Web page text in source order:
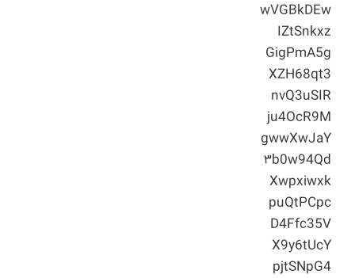
wVGBkDEw
IZtSnkxz
GigPmA5g
XZH68qt3
nvQ3uSIR
ju4OcR9M
gwwXwJaY
۳b0w94Qd
Xwpxiwxk
puQtPCpc
D4Ffc35V
X9y6tUcY
pjtSNpG4